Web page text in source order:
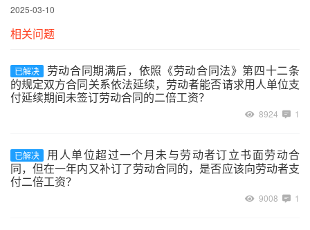
2025-03-10
相关问题
已解决
劳动合同期满后，依照《劳动合同法》第四十二条
的规定双方合同关系依法延续，劳动者能否请求用人单位支
付延续期间未签订劳动合同的二倍工资？
8924 1
已解决
用人单位超过一个月未与劳动者订立书面劳动合
同，但在一年内又补订了劳动合同的，是否应该向劳动者支
付二倍工资？
9008 1